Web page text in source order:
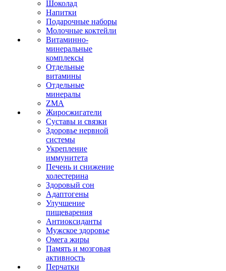
Шоколад
Напитки
Подарочные наборы
Молочные коктейли
Витаминно-
минеральные
комплексы
Отдельные
витамины
Отдельные
минералы
ZMA
Жиросжигатели
Суставы и связки
Здоровье нервной
системы
Укрепление
иммунитета
Печень и снижение
холестерина
Здоровый сон
Адаптогены
Улучшение
пищеварения
Антиоксиданты
Мужское здоровье
Омега жиры
Память и мозговая
активность
Перчатки